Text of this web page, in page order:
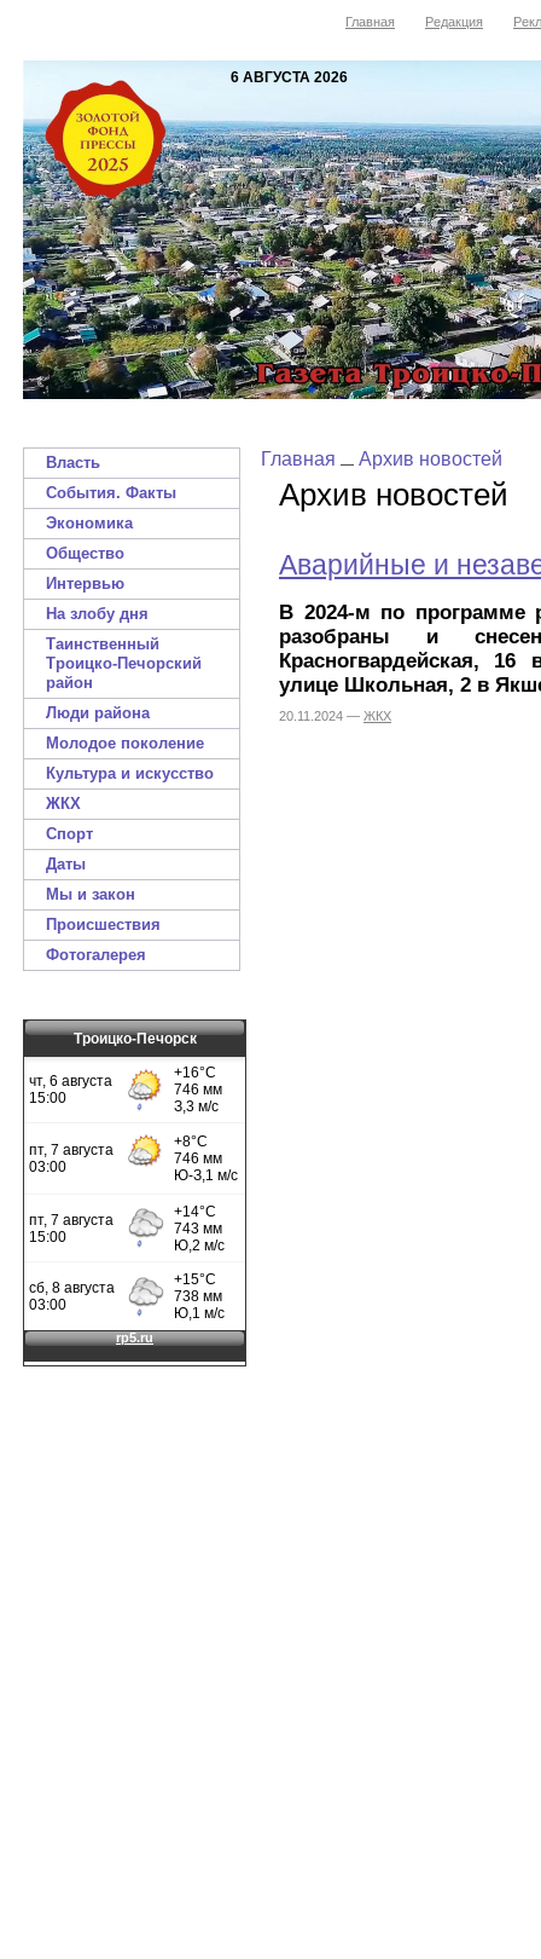
Главная Редакция
6 АВГУСТА 2026
Власть
События. Факты
Экономика
Общество
Интервью
На злобу дня
Таинственный
Троицко-Печорский
район
Люди района
Молодое поколение
Культура и искусство
ЖКХ
Спорт
Даты
Мы и закон
Происшествия
Фотогалерея
Троицко-Печорск
Главная Архив новостей
Архив новостей
Аварийные и
В 2024-м по программе
разобраны и
Красногвардейская,
улице Школьная, 2 в
20.11.2024 — ЖКХ